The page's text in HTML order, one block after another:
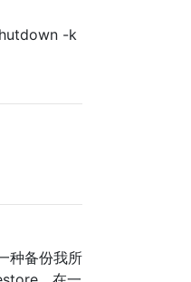
-k
种备份我所